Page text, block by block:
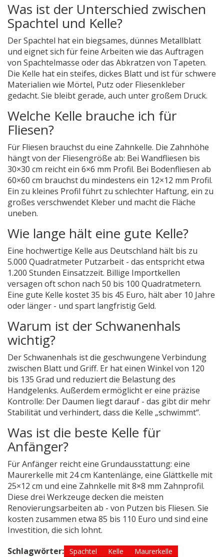
Was ist der Unterschied zwischen
Spachtel und Kelle?
Der Spachtel hat ein biegsames, dünnes Metallblatt
und eignet sich für feine Arbeiten wie das Auftragen
von Spachtelmasse oder das Abkratzen von Tapeten.
Die Kelle hat ein steifes, dickes Blatt und ist für schwere
Materialien wie Mörtel, Putz oder Fliesenkleber
gedacht. Sie bleibt gerade, auch unter großem Druck.
Welche Kelle brauche ich für
Fliesen?
Für Fliesen brauchst du eine Zahnkelle. Die Zahnhöhe
hängt von der Fliesengröße ab: Bei Wandfliesen bis
30×30 cm reicht ein 6×6 mm Profil. Bei Bodenfliesen ab
60×60 cm brauchst du mindestens ein 12×12 mm Profil.
Ein zu kleines Profil führt zu schlechter Haftung, ein zu
großes verschwendet Kleber und macht die Fläche
uneben.
Wie lange hält eine gute Kelle?
Eine hochwertige Kelle aus Deutschland hält bis zu
5.000 Quadratmeter Putzarbeit - das entspricht etwa
1.200 Stunden Einsatzzeit. Billige Importkellen
versagen oft schon nach 50 bis 100 Quadratmetern.
Eine gute Kelle kostet 35 bis 45 Euro, hält aber 10 Jahre
oder länger - und spart langfristig Geld.
Warum ist der Schwanenhals
wichtig?
Der Schwanenhals ist die geschwungene Verbindung
zwischen Blatt und Griff. Er hat einen Winkel von 120
bis 135 Grad und reduziert die Belastung des
Handgelenks. Außerdem ermöglicht er eine präzise
Kontrolle: Der Daumen liegt darauf - das gibt dir mehr
Stabilität und verhindert, dass die Kelle „schwimmt“.
Was ist die beste Kelle für
Anfänger?
Für Anfänger reicht eine Grundausstattung: eine
Maurerkelle mit 24 cm Kantenlänge, eine Glättkelle mit
25×12 cm und eine Zahnkelle mit 8×8 mm Zahnprofil.
Diese drei Werkzeuge decken die meisten
Renovierungsarbeiten ab - von Putzen bis Fliesen. Sie
kosten zusammen etwa 85 bis 110 Euro und sind eine
Investition, die sich lohnt.
Schlagwörter: Spachtel Kelle
Maurerkelle